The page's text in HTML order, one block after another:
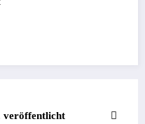
veröffentlicht